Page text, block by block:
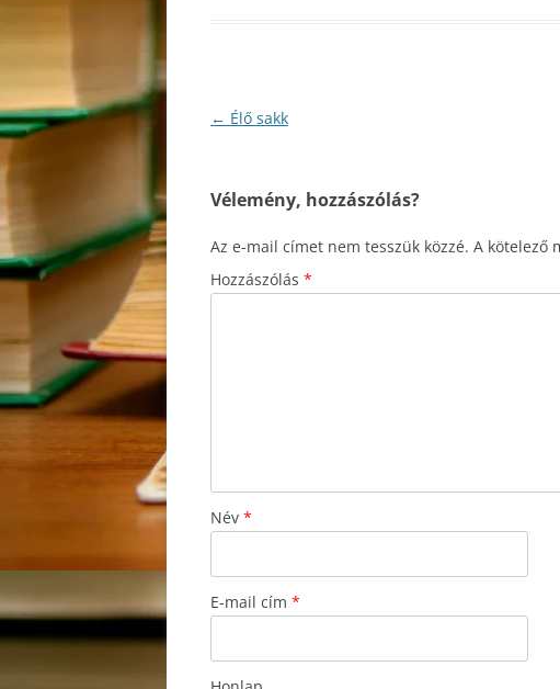
Bejegyzés
← Élő sakk
Vélemény, hozzászólás?
Az e-mail címet nem tesszük közzé. A kötelező
Hozzászólás *
Név *
E-mail cím *